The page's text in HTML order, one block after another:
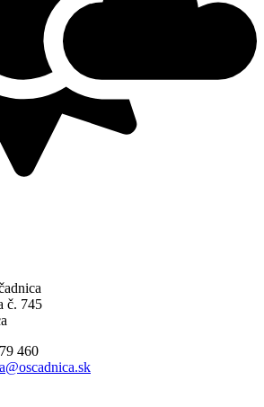
č. 745
460